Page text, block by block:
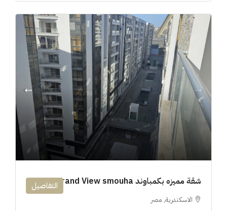
شقة مميزه بكمباوند 194m Grand View smouha
الاسكندرية, مصر
التفاصيل